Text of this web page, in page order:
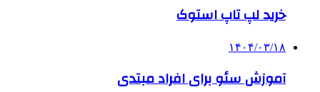
خرید لپ تاپ استوک
۱۴۰۴/۰۳/۱۸
آموزش سئو برای افراد مبتدی